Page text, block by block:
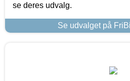
se deres udvalg.
Se udvalget på